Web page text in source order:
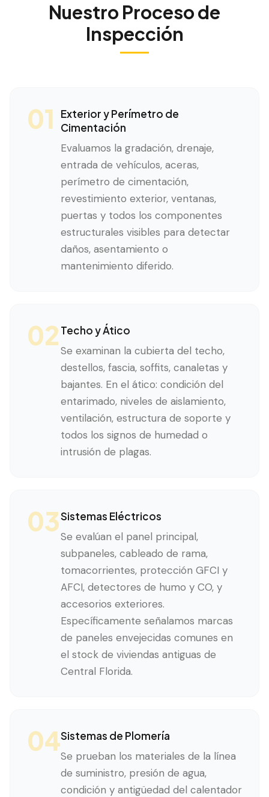
Nuestro Proceso de
Inspección
01
Exterior y Perímetro de
Cimentación
Evaluamos la gradación, drenaje,
entrada de vehículos, aceras,
perímetro de cimentación,
revestimiento exterior, ventanas,
puertas y todos los componentes
estructurales visibles para detectar
daños, asentamiento o
mantenimiento diferido.
02 Techo y Ático
Se examinan la cubierta del techo,
destellos, fascia, soffits, canaletas y
bajantes. En el ático: condición del
entarimado, niveles de aislamiento,
ventilación, estructura de soporte y
todos los signos de humedad o
intrusión de plagas.
03Sistemas Eléctricos
Se evalúan el panel principal,
subpaneles, cableado de rama,
tomacorrientes, protección GFCI y
AFCI, detectores de humo y CO, y
accesorios exteriores.
Específicamente señalamos marcas
de paneles envejecidas comunes en
el stock de viviendas antiguas de
Central Florida.
04Sistemas de Plomería
Se prueban los materiales de la línea
de suministro, presión de agua,
condición y antigüedad del calentador